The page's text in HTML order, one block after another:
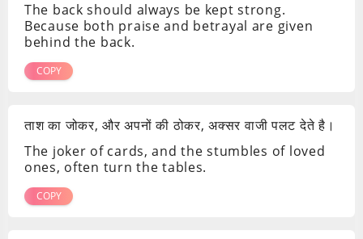
The back should always be kept strong.
Because both praise and betrayal are given
behind the back.
COPY
ताश का जोकर, और अपनों की ठोकर, अक्सर वाजी पलट देते है।
The joker of cards, and the stumbles of loved
ones, often turn the tables.
COPY